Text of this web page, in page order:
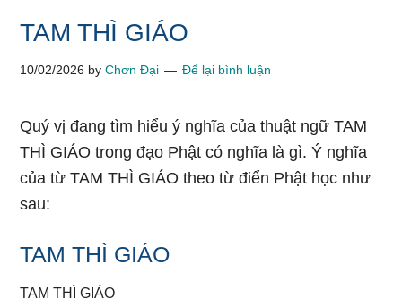
TAM THÌ GIÁO
10/02/2026 byChơn Đại Để lại bình luận
Quý vị đang tìm hiểu ý nghĩa của thuật ngữ TAM
THÌ GIÁO trong đạo Phật có nghĩa là gì. Ý nghĩa
của từ TAM THÌ GIÁO theo từ điển Phật học như
sau:
TAM THÌ GIÁO
TAM THÌ GIÁO